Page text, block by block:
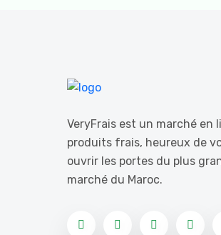
VeryFrais est un marché en
produits frais, heureux de
ouvrir les portes du plus
marché du Maroc.